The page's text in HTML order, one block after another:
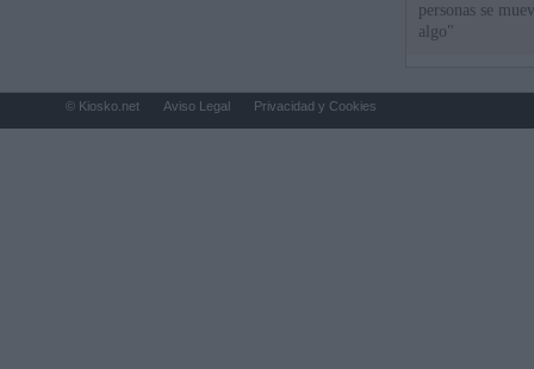
personas se
algo"
© Kiosko.net Aviso Legal Privacidad y Cookies